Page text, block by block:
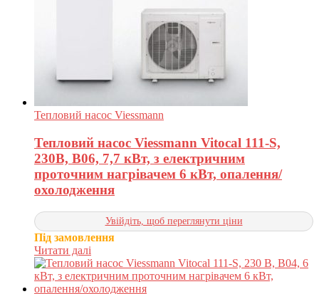
Тепловий насос Viessmann
Тепловий насос Viessmann Vitocal 111-S,
230В, B06, 7,7 кВт, з електричним
проточним нагрівачем 6 кВт, опалення/
охолодження
Увійдіть, щоб переглянути ціни
Під замовлення
Читати далі